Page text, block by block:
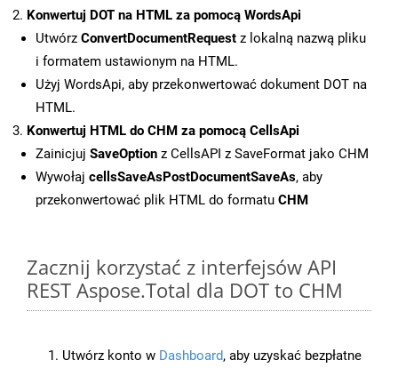
Konwertuj DOT na HTML za pomocą WordsApi
Utwórz ConvertDocumentRequest z lokalną nazwą pliku
i formatem ustawionym na HTML.
Użyj WordsApi, aby przekonwertować dokument DOT na
HTML.
Konwertuj HTML do CHM za pomocą CellsApi
Zainicjuj SaveOption z CellsAPI z SaveFormat jako CHM
Wywołaj cellsSaveAsPostDocumentSaveAs, aby
przekonwertować plik HTML do formatu CHM
Zacznij korzystać z interfejsów API
REST Aspose.Total dla DOT to CHM
Utwórz konto w Dashboard, aby uzyskać bezpłatne